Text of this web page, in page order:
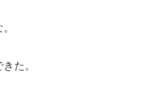
た。